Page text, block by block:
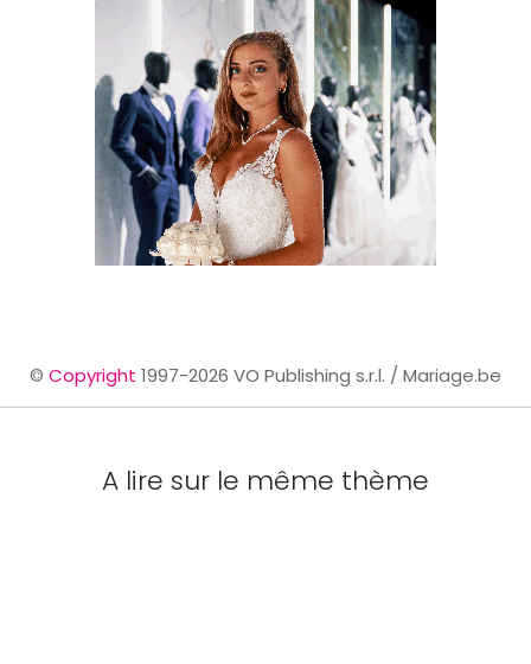
© Copyright 1997-2026 VO Publishing s.r.l. / Mariage.be
A lire sur le même thème